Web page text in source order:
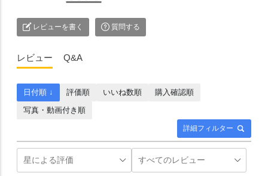
レビューを書く 質問する
レビュー Q&A
詳細フィルター
日付順 ↓ 評価順 いいね数順
購入確認順
写真・動画付き順